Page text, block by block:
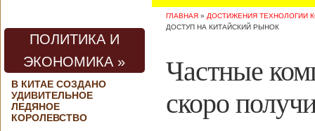
ПОЛИТИКА И
ЭКОНОМИКА »
В КИТАЕ СОЗДАНО
УДИВИТЕЛЬНОЕ
ЛЕДЯНОЕ
КОРОЛЕВСТВО
ГЛАВНАЯ » ДОСТИЖЕНИЯ ТЕХНОЛОГИИ
ДОСТУП НА КИТАЙСКИЙ РЫНОК
Частные
скоро